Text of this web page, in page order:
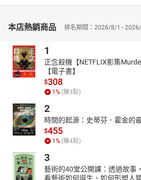
夢，沒想到原來是這戶人家的女兒，女子
遇非一般女子，而遭鄰人耳語，理髮店老
更令畫家產生一種超脫世俗之情感。夏目
民作家，即便當時日本整體環境深受西化
學。而其文學作品的文化底蘊與藝術美學
有聲出版：尚儀數位學習出版
【尚儀有聲製播暨發行中心介紹】
尚儀有聲製播暨發行中心(簡稱尚儀有聲製
品製作與發行單位，由獲得八座金鐘獎的
聲音總監。除專業的製作團隊，發行範圍
路，包括有聲書平台、音樂串流平台；個
您是內容擁有者或配音員，都歡迎您洽詢、
【目錄】
本店熱銷商品 排名期間：2026/8/1 -
1
正念殺機【NETFLIX影集
【電子書】
$308
1 % (賺3點)
2
時間的起源：史蒂芬．霍金的
$455
1 % (賺4點)
3
藝術的40堂公開課：透過故事
看藝術如何誕生、如何形塑人